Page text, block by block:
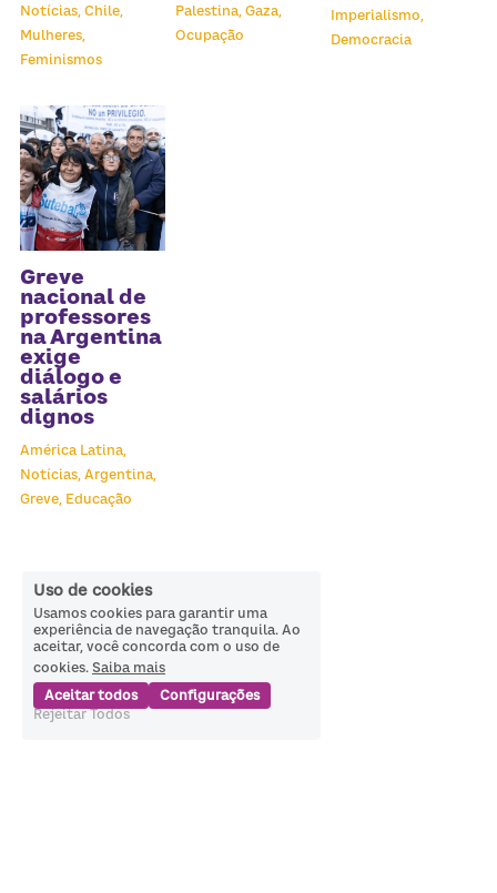
Notícias, Chile,
Mulheres,
Feminismos
Palestina, Gaza,
Ocupação
Imperialismo,
Democracia
Greve
nacional de
professores
na Argentina
exige
diálogo e
salários
dignos
América Latina,
Notícias, Argentina,
Greve, Educação
Uso de cookies
Usamos cookies para garantir uma
experiência de navegação tranquila. Ao
aceitar, você concorda com o uso de
cookies. Saiba mais
Aceitar todos
Configurações
Rejeitar Todos